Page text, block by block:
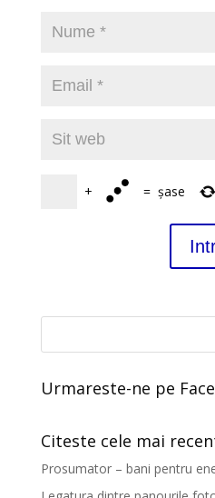
+ = șase
Urmareste-ne pe
Citeste cele mai
Prosumator – bani pentru